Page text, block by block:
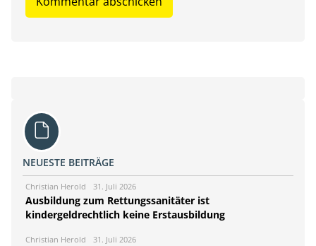
NEUESTE BEITRÄGE
Christian Herold 31. Juli 2026
Ausbildung zum Rettungssanitäter ist
kindergeldrechtlich keine Erstausbildung
Christian Herold 31. Juli 2026